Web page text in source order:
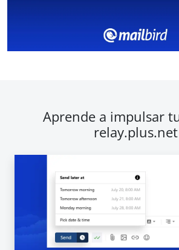
Aprende a impulsar
relay.plus.net